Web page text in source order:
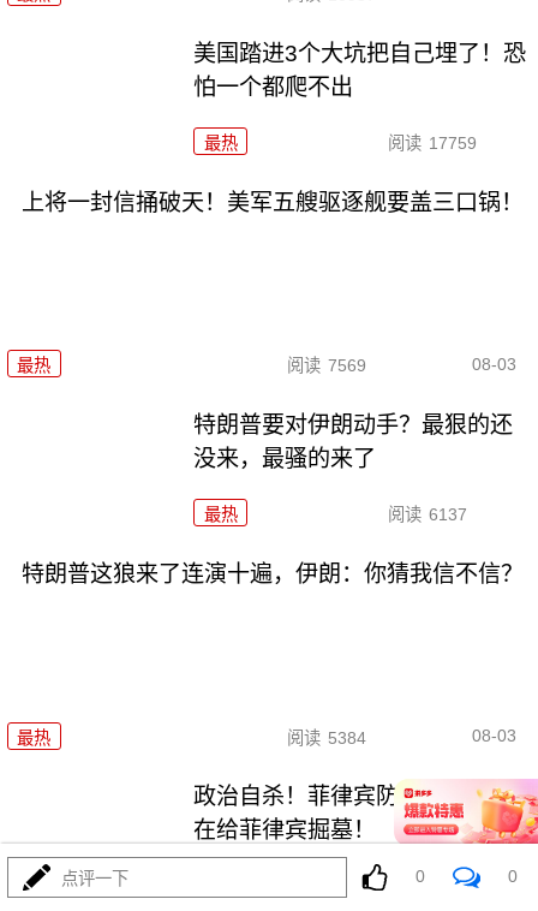
美国踏进3个大坑把自己埋了！恐
怕一个都爬不出
最热 阅读 17759
上将一封信捅破天！美军五艘驱逐舰要盖三口锅！
最热 阅读 7569 08-03
特朗普要对伊朗动手？最狠的还
没来，最骚的来了
最热 阅读 6137
特朗普这狼来了连演十遍，伊朗：你猜我信不信？
最热 阅读 5384 08-03
政治自杀！菲律宾防长，你这是
在给菲律宾掘墓！
阅读 7141
点评一下 0 0